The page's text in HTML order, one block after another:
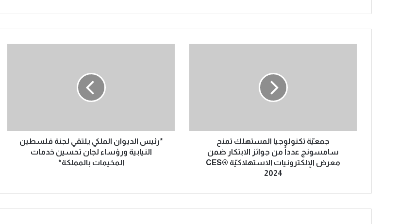
جمعيّة تكنولوجيا المستهلك تمنح
سامسونج عدداً من جوائز الابتكار ضمن
معرض الإلكترونيات الاستهلاكيّة CES®
2024
*رئيس الديوان الملكي يلتقي لجنة فلسطين
النيابية ورؤساء لجان تحسين خدمات
المخيمات بالمملكة*